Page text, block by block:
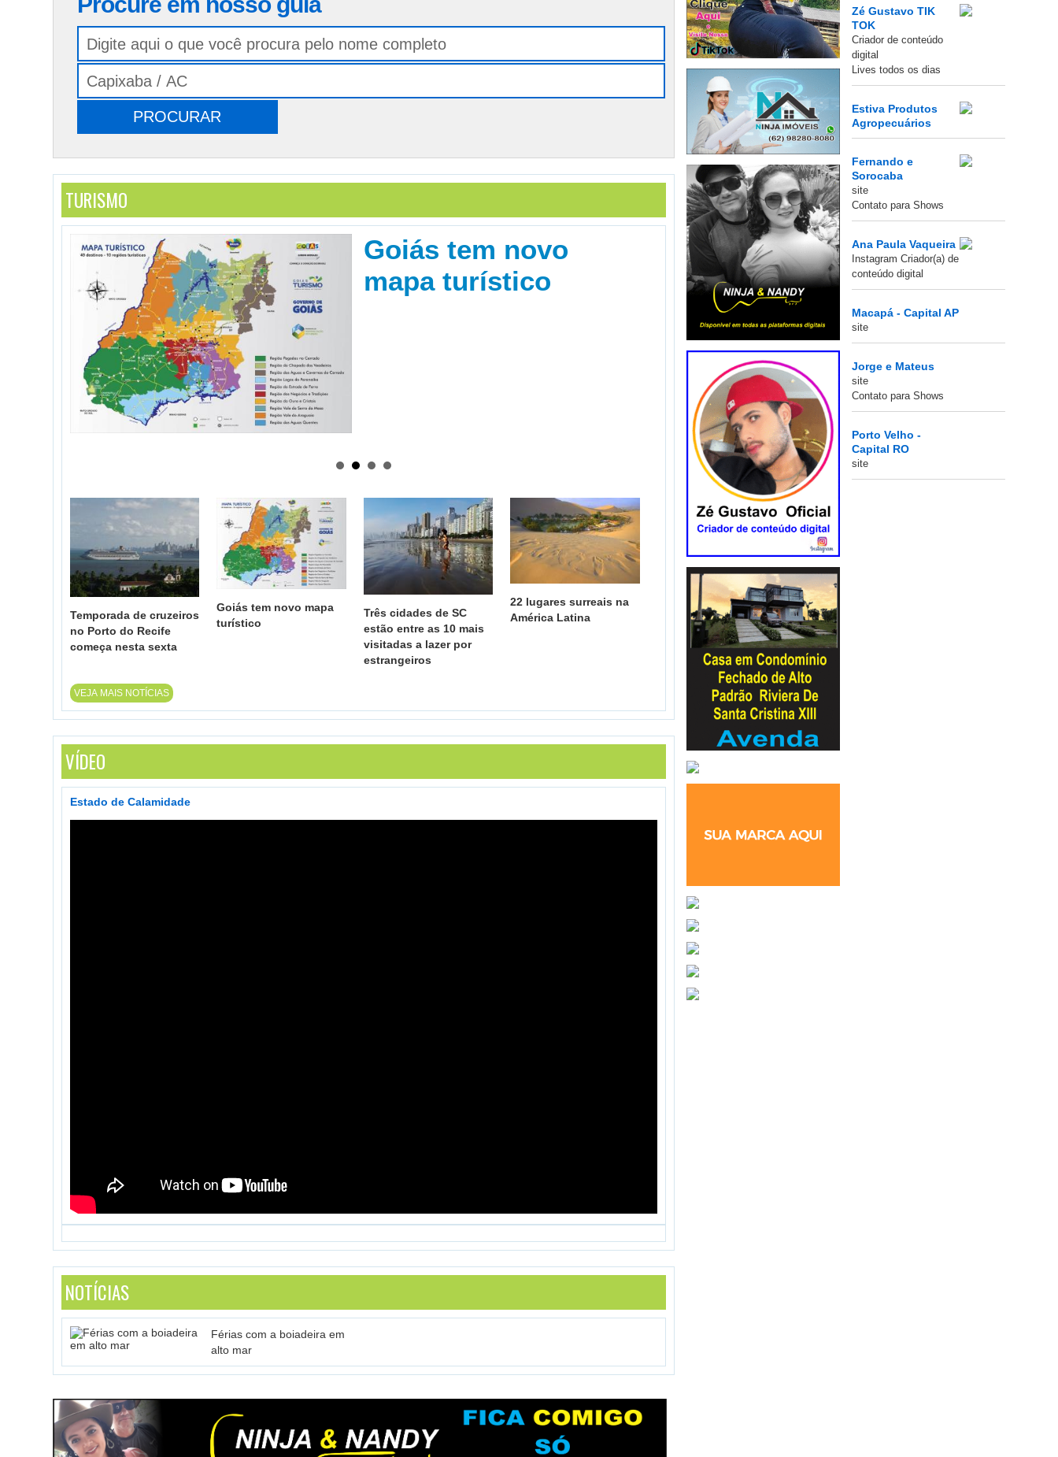
TURISMO
Goiás tem novo
mapa turístico
Temporada de cruzeiros
no Porto do Recife
começa nesta sexta
Goiás tem novo mapa
turístico
Três cidades de SC
estão entre as 10 mais
visitadas a lazer por
estrangeiros
22 lugares surreais na
América Latina
VEJA MAIS NOTÍCIAS
VÍDEO
Estado de Calamidade
NOTÍCIAS
Férias com a boiadeira em
alto mar
Zé Gustavo TIK
TOK
Criador de conteúdo
digital
Lives todos os dias
Estiva Produtos
Agropecuários
Fernando e
Sorocaba
site
Contato para Shows
Ana Paula Vaqueira
Instagram Criador(a) de
conteúdo digital
Macapá - Capital AP
site
Jorge e Mateus
site
Contato para Shows
Porto Velho -
Capital RO
site